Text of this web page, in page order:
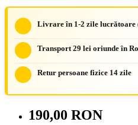
Livrare în 1-2 zile lucrătoare
Transport 29 lei oriunde în
Retur persoane fizice 14 zile
190,00 RON